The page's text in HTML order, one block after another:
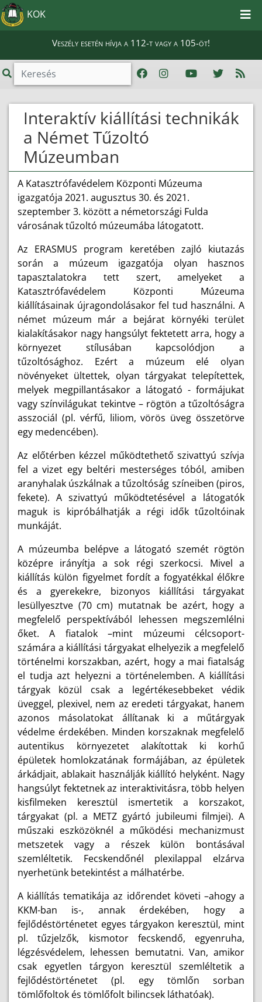
KOK
Veszély esetén hívja a 112-t vagy a 105-öt!
Interaktív kiállítási technikák
a Német Tűzoltó
Múzeumban
A Katasztrófavédelem Központi Múzeuma
igazgatója 2021. augusztus 30. és 2021.
szeptember 3. között a németországi Fulda
városának tűzoltó múzeumába látogatott.
Az ERASMUS program keretében zajló kiutazás
során a múzeum igazgatója olyan hasznos
tapasztalatokra tett szert, amelyeket a
Katasztrófavédelem Központi Múzeuma
kiállításainak újragondolásakor fel tud használni. A
német múzeum már a bejárat környéki terület
kialakításakor nagy hangsúlyt fektetett arra, hogy a
környezet stílusában kapcsolódjon a
tűzoltósághoz. Ezért a múzeum elé olyan
növényeket ültettek, olyan tárgyakat telepítettek,
melyek megpillantásakor a látogató - formájukat
vagy színvilágukat tekintve – rögtön a tűzoltóságra
asszociál (pl. vérfű, liliom, vörös üveg összetörve
egy medencében).
Az előtérben kézzel működtethető szivattyú szívja
fel a vizet egy beltéri mesterséges tóból, amiben
aranyhalak úszkálnak a tűzoltóság színeiben (piros,
fekete). A szivattyú működtetésével a látogatók
maguk is kipróbálhatják a régi idők tűzoltóinak
munkáját.
A múzeumba belépve a látogató szemét rögtön
középre irányítja a sok régi szerkocsi. Mivel a
kiállítás külön figyelmet fordít a fogyatékkal élőkre
és a gyerekekre, bizonyos kiállítási tárgyakat
lesüllyesztve (70 cm) mutatnak be azért, hogy a
megfelelő perspektívából lehessen megszemlélni
őket. A fiatalok –mint múzeumi célcsoport-
számára a kiállítási tárgyakat elhelyezik a megfelelő
történelmi korszakban, azért, hogy a mai fiatalság
el tudja azt helyezni a történelemben. A kiállítási
tárgyak közül csak a legértékesebbeket védik
üveggel, plexivel, nem az eredeti tárgyakat, hanem
azonos másolatokat állítanak ki a műtárgyak
védelme érdekében. Minden korszaknak megfelelő
autentikus környezetet alakítottak ki korhű
épületek homlokzatának formájában, az épületek
árkádjait, ablakait használják kiállító helyként. Nagy
hangsúlyt fektetnek az interaktivitásra, több helyen
kisfilmeken keresztül ismertetik a korszakot,
tárgyakat (pl. a METZ gyártó jubileumi filmjei). A
műszaki eszközöknél a működési mechanizmust
metszetek vagy a részek külön bontásával
szemléltetik. Fecskendőnél plexilappal elzárva
nyerhetünk betekintést a málhatérbe.
A kiállítás tematikája az időrendet követi –ahogy a
KKM-ban is-, annak érdekében, hogy a
fejlődéstörténetet egyes tárgyakon keresztül, mint
pl. tűzjelzők, kismotor fecskendő, egyenruha,
légzésvédelem, lehessen bemutatni. Van, amikor
csak egyetlen tárgyon keresztül szemléltetik a
fejlődéstörténetet (pl. egy tömlőn sorban
tömlőfoltok és tömlőfolt bilincsek láthatóak).